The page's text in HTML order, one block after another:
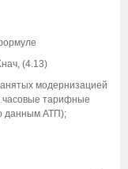
(4.13)
модернизацией
часовые тарифные
данным АТП);